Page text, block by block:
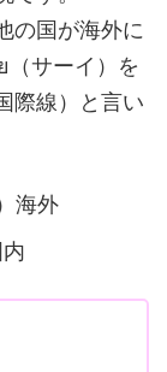
の国が海外に
（サーイ）を
際線）と言い
海外